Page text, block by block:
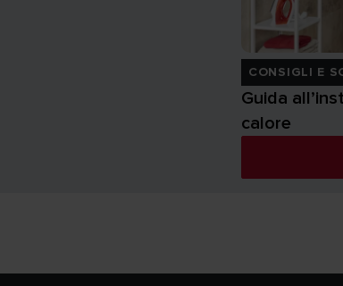
CONSIGLI E
Guida
calore